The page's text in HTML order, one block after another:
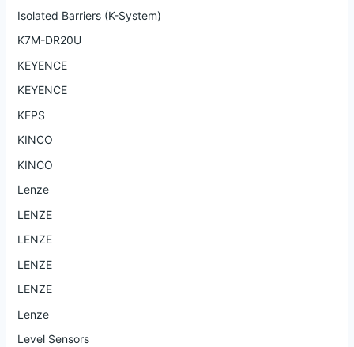
Isolated Barriers (K-System)
K7M-DR20U
KEYENCE
KEYENCE
KFPS
KINCO
KINCO
Lenze
LENZE
LENZE
LENZE
LENZE
Lenze
Level Sensors